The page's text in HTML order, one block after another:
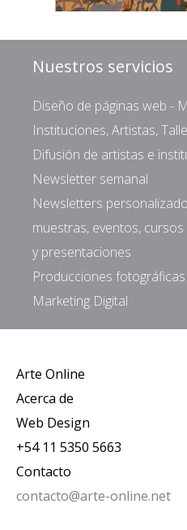
Nuestros servicios
Diseño de páginas web -
Instituciones, Artistas,
Difusión de artistas e
Newsletter semanal
Newsletters
muestras, eventos,
y presentaciones
Producciones fotográficas
Marketing Digital
Arte Online
Acerca de
Web Design
+54 11 5350 5663
Contacto
contacto@arte-online.net